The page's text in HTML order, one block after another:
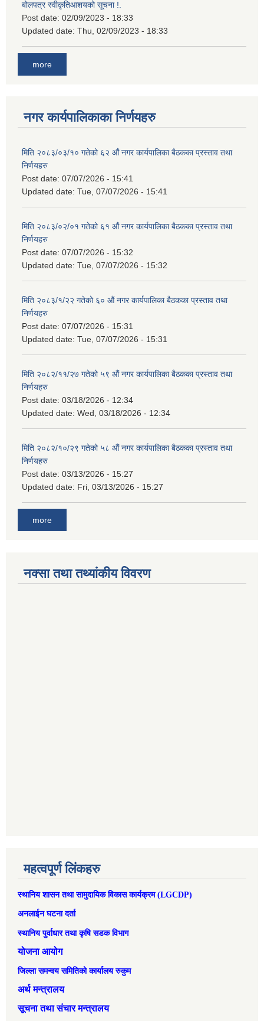
बोलपत्र स्वीकृतिआशयको सूचना !.
Post date: 02/09/2023 - 18:33
Updated date: Thu, 02/09/2023 - 18:33
more
नगर कार्यपालिकाका निर्णयहरु
मिति २०८३/०३/१० गतेको ६२ औं नगर कार्यपालिका बैठकका प्रस्ताव तथा
निर्णयहरु
Post date: 07/07/2026 - 15:41
Updated date: Tue, 07/07/2026 - 15:41
मिति २०८३/०२/०१ गतेको ६१ औं नगर कार्यपालिका बैठकका प्रस्ताव तथा
निर्णयहरु
Post date: 07/07/2026 - 15:32
Updated date: Tue, 07/07/2026 - 15:32
मिति २०८३/१/२२ गतेको ६० औं नगर कार्यपालिका बैठकका प्रस्ताव तथा
निर्णयहरु
Post date: 07/07/2026 - 15:31
Updated date: Tue, 07/07/2026 - 15:31
मिति २०८२/११/२७ गतेको ५९ औं नगर कार्यपालिका बैठकका प्रस्ताव तथा
निर्णयहरु
Post date: 03/18/2026 - 12:34
Updated date: Wed, 03/18/2026 - 12:34
मिति २०८२/१०/२९ गतेको ५८ औं नगर कार्यपालिका बैठकका प्रस्ताव तथा
निर्णयहरु
Post date: 03/13/2026 - 15:27
Updated date: Fri, 03/13/2026 - 15:27
more
नक्सा तथा तथ्यांकीय विवरण
महत्वपूर्ण लिंकहरु
स्थानिय शासन तथा सामुदायिक विकास कार्यक्रम (LGCDP)
अनलाईन घटना दर्ता
स्थानिय पुर्वाधार तथा कृषि सडक विभाग
योजना आयोग
जिल्ला समन्वय समितिको कार्यालय रुकुम
अर्थ मन्त्रालय
सूचना तथा संचार मन्त्रालय